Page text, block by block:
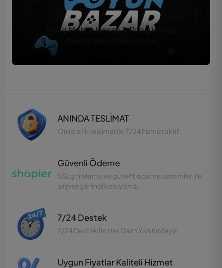
Pubg Mobile Hesap & Pubg Hesap
ANINDA TESLİMAT
Otomatik teslimat ile 7/24 hizmet aktif.
Güvenli Ödeme
SSL şifreleme ve güvenli ödeme sistemleri ile
alışverişlerinizi koruyoruz.
7/24 Destek
7/24 Destek İle Her Daim Yanınızdayız.
Uygun Fiyatlar Kaliteli Hizmet